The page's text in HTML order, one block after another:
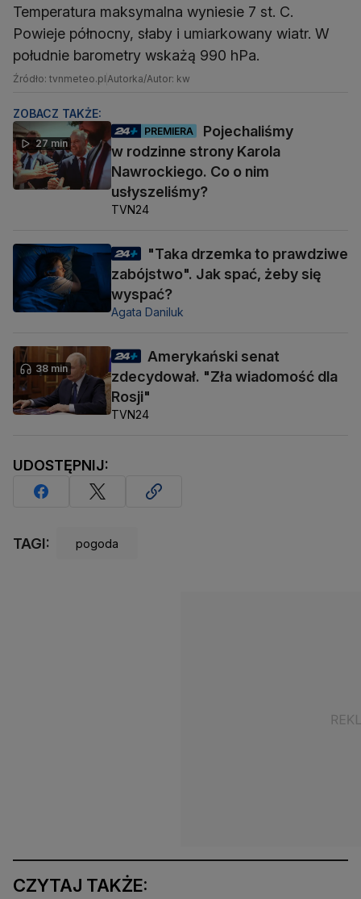
Temperatura maksymalna wyniesie 7 st. C.
Powieje północny, słaby i umiarkowany wiatr. W
południe barometry wskażą 990 hPa.
Źródło: tvnmeteo.plAutorka/Autor: kw
ZOBACZ TAKŻE:
27 min
PREMIERA
Pojechaliśmy
w rodzinne strony Karola
Nawrockiego. Co o nim
usłyszeliśmy?
TVN24
"Taka drzemka to prawdziwe
zabójstwo". Jak spać, żeby się
wyspać?
Agata Daniluk
38 min
Amerykański senat
zdecydował. "Zła wiadomość dla
Rosji"
TVN24
UDOSTĘPNIJ:
TAGI: pogoda
CZYTAJ TAKŻE: